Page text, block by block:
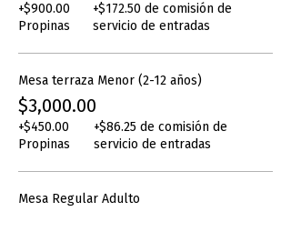
+$900.00
Propinas
+$172.50 de comisión de
servicio de entradas
Mesa terraza Menor (2-12 años)
$3,000.00
+$450.00
Propinas
+$86.25 de comisión de
servicio de entradas
Mesa Regular Adulto